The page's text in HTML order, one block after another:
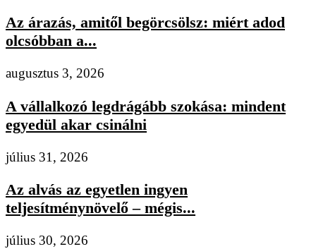
Az árazás, amitől begörcsölsz: miért adod
olcsóbban a...
augusztus 3, 2026
A vállalkozó legdrágább szokása: mindent
egyedül akar csinálni
július 31, 2026
Az alvás az egyetlen ingyen
teljesítménynövelő – mégis...
július 30, 2026